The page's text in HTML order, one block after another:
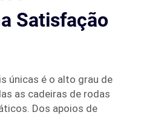
Satisfação
únicas é o alto grau de
as cadeiras de rodas
Dos apoios de